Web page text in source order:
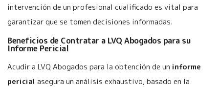
intervención de un profesional cualificado es vital para
garantizar que se tomen decisiones informadas.
Beneficios de Contratar a LVQ Abogados para su
Informe Pericial
Acudir a LVQ Abogados para la obtención de un informe
pericial asegura un análisis exhaustivo, basado en la